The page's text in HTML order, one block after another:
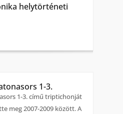
helytörténeti
1-3.
1-3. című triptichonját
meg 2007-2009 között. A